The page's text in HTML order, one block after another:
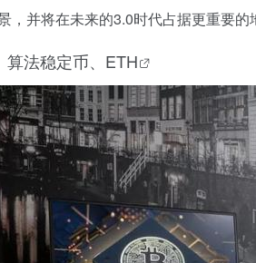
，并将在未来的3.0时代占据更重要的
法稳定币、 ETH